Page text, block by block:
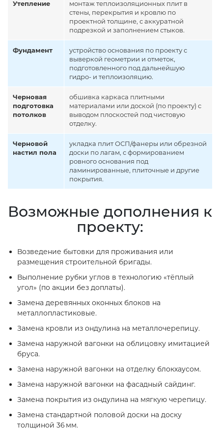
Утепление
монтаж теплоизоляционных плит в
стены, перекрытия и кровлю по
проектной толщине, с аккуратной
подрезкой и заполнением стыков.
Фундамент
устройство основания по проекту с
выверкой геометрии и отметок,
подготовленного под дальнейшую
гидро- и теплоизоляцию.
Черновая
подготовка
потолков
обшивка каркаса плитными
материалами или доской (по проекту) с
выводом плоскостей под чистовую
отделку.
Черновой
настил пола
укладка плит ОСП/фанеры или обрезной
доски по лагам, с формированием
ровного основания под
ламинированные, плиточные и другие
покрытия.
Возможные дополнения к
проекту:
Возведение бытовки для проживания или
размещения строительной бригады.
Выполнение рубки углов в технологию «тёплый
угол» (по акции без доплаты).
Замена деревянных оконных блоков на
металлопластиковые.
Замена кровли из ондулина на металлочерепицу.
Замена наружной вагонки на облицовку имитацией
бруса.
Замена наружной вагонки на отделку блокхаусом.
Замена наружной вагонки на фасадный сайдинг.
Замена покрытия из ондулина на мягкую черепицу.
Замена стандартной половой доски на доску
толщиной 36 мм.